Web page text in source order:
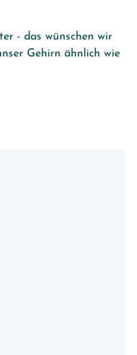
- das wünschen wir
Gehirn ähnlich wie